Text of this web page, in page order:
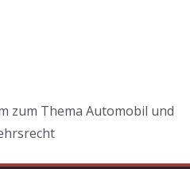
zum Thema Automobil und